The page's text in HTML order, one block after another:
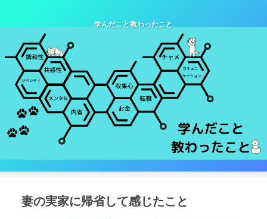
学んだこと教わったこと
妻の実家に帰省して感じたこと